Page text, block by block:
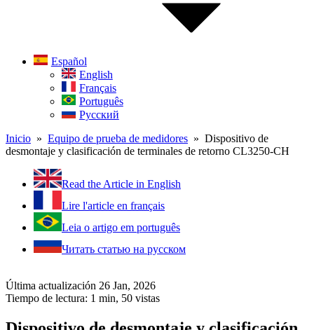
Español
English
Français
Português
Русский
Inicio » Equipo de prueba de medidores » Dispositivo de
desmontaje y clasificación de terminales de retorno CL3250-CH
Read the Article in English
Lire l'article en français
Leia o artigo em português
Читать статью на русском
Última actualización 26 Jan, 2026
Tiempo de lectura: 1 min, 50 vistas